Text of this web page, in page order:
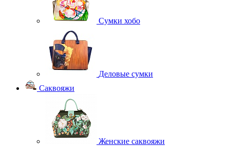
Сумки хобо
Деловые сумки
Саквояжи
Женские саквояжи